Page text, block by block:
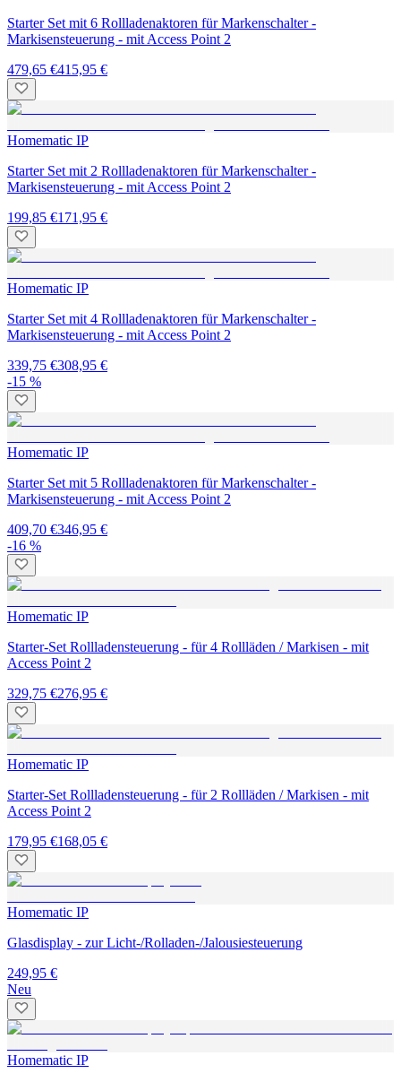
Starter Set mit 6 Rollladenaktoren für Markenschalter -
Markisensteuerung - mit Access Point 2
479,65 €415,95 €
Homematic IP
Starter Set mit 2 Rollladenaktoren für Markenschalter -
Markisensteuerung - mit Access Point 2
199,85 €171,95 €
Homematic IP
Starter Set mit 4 Rollladenaktoren für Markenschalter -
Markisensteuerung - mit Access Point 2
339,75 €308,95 €
-15 %
Homematic IP
Starter Set mit 5 Rollladenaktoren für Markenschalter -
Markisensteuerung - mit Access Point 2
409,70 €346,95 €
-16 %
Homematic IP
Starter-Set Rollladensteuerung - für 4 Rollläden / Markisen - mit
Access Point 2
329,75 €276,95 €
Homematic IP
Starter-Set Rollladensteuerung - für 2 Rollläden / Markisen - mit
Access Point 2
179,95 €168,05 €
Homematic IP
Glasdisplay - zur Licht-/Rolladen-/Jalousiesteuerung
249,95 €
Neu
Homematic IP